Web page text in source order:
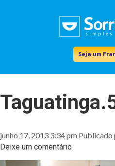
Seja um
junho 17, 2013 3:34 pm Publicado
Deixe um comentário